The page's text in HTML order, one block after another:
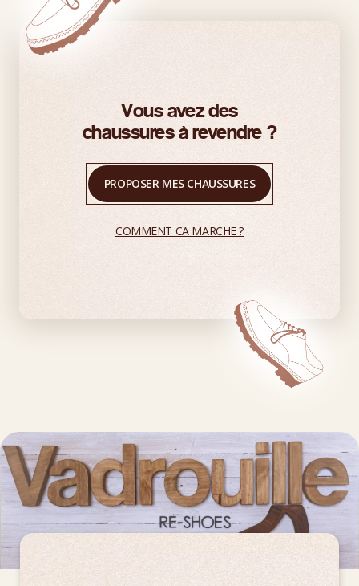
Vous avez des
chaussures à revendre ?
PROPOSER MES CHAUSSURES
COMMENT CA MARCHE ?